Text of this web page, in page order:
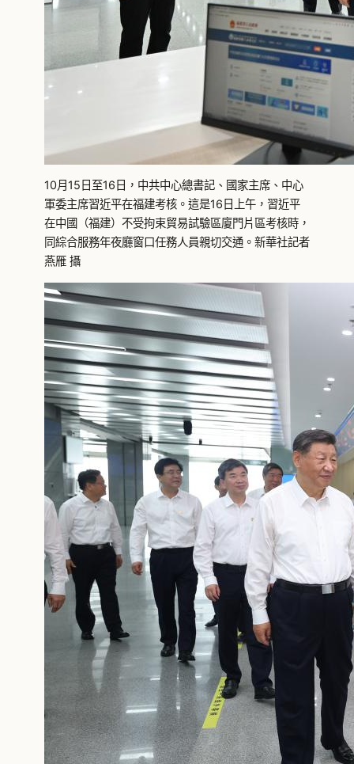
10月15日至16日，中共中心總書記、國家主席、中心
軍委主席習近平在福建考核。這是16日上午，習近平
在中國（福建）不受拘束貿易試驗區廈門片區考核時，
同綜合服務年夜廳窗口任務人員親切交通。新華社記者
燕雁 攝